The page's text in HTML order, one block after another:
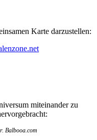
Karte darzustellen:
miteinander zu
Balbooa.com